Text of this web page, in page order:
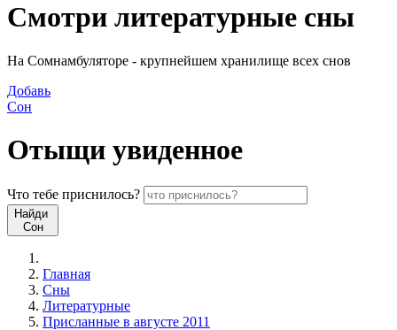
Смотри литературные сны
На Сомнамбуляторе - крупнейшем хранилище всех снов
Добавь
Сон
Отыщи увиденное
Что тебе приснилось?
Найди
Сон
Главная
Сны
Литературные
Присланные в августе 2011